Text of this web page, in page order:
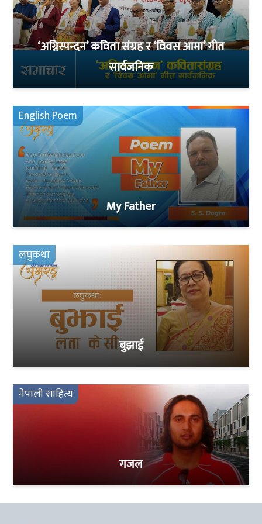
‘अग्निस्पन्दन’ कविता संग्रह र ‘विवस आमा’ गीत
सार्वजनिक
English Poem
My Father
लघुकथा
बुझाई
नेपाली साहित्य
गजल